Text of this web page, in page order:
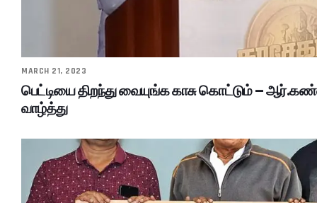
MARCH 21, 2023
பெட்டியை திறந்து வையுங்க காசு கொட்டும் –
வாழ்த்து